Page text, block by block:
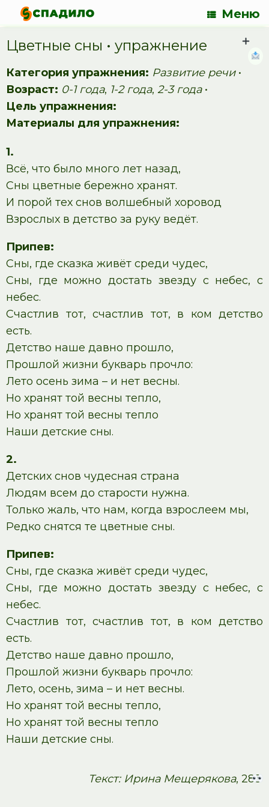
Меню
Цветные сны • упражнение
Категория упражнения: Развитие речи•
Возраст: 0-1 года, 1-2 года, 2-3 года•
Цель упражнения:
Материалы для упражнения:
1.
Всё, что было много лет назад,
Сны цветные бережно хранят.
И порой тех снов волшебный хоровод
Взрослых в детство за руку ведёт.
Припев:
Сны, где сказка живёт среди чудес,
Сны, где можно достать звезду с небес, с
небес.
Счастлив тот, счастлив тот, в ком детство
есть.
Детство наше давно прошло,
Прошлой жизни букварь прочло:
Лето осень зима – и нет весны.
Но хранят той весны тепло,
Но хранят той весны тепло
Наши детские сны.
2.
Детских снов чудесная страна
Людям всем до старости нужна.
Только жаль, что нам, когда взрослеем мы,
Редко снятся те цветные сны.
Припев:
Сны, где сказка живёт среди чудес,
Сны, где можно достать звезду с небес, с
небес.
Счастлив тот, счастлив тот, в ком детство
есть.
Детство наше давно прошло,
Прошлой жизни букварь прочло:
Лето, осень, зима – и нет весны.
Но хранят той весны тепло,
Но хранят той весны тепло
Наши детские сны.
Текст: Ирина Мещерякова, 283